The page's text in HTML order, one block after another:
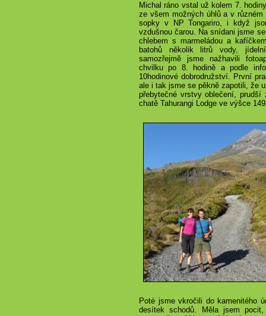
Michal ráno vstal už kolem 7.
ze všem možných úhlů a v
sopky v NP Tongariro, i když
vzdušnou čarou. Na snídani jsme
chlebem s marmeládou a
batohů několik litrů vody,
samozřejmě jsme nažhavili
chvilku po 8. hodině a podle
10hodinové dobrodružství. První
ale i tak jsme se pěkně zapotili, že
přebytečné vrstvy oblečení,
chatě Tahurangi Lodge ve výšce
Poté jsme vkročili do kamenitého
desítek schodů. Měla jsem